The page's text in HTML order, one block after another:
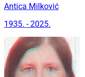
Antica Milković
1935. - 2025.